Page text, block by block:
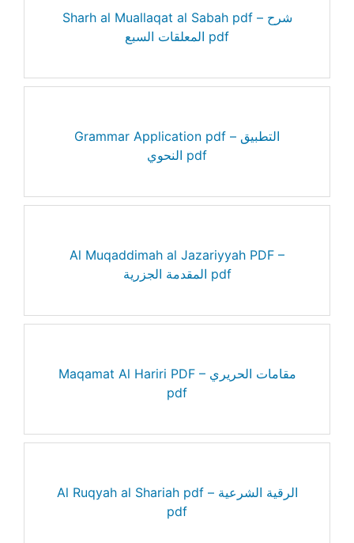
Sharh al Muallaqat al Sabah pdf – شرح
المعلقات السبع pdf
Grammar Application pdf – التطبيق
النحوي pdf
Al Muqaddimah al Jazariyyah PDF –
المقدمة الجزرية pdf
Maqamat Al Hariri PDF – مقامات الحريري
pdf
Al Ruqyah al Shariah pdf – الرقية الشرعية
pdf